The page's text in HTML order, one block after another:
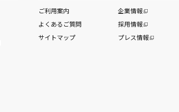
ご利用案内
よくあるご質問
サイトマップ
企業情報
採用情報
プレス情報